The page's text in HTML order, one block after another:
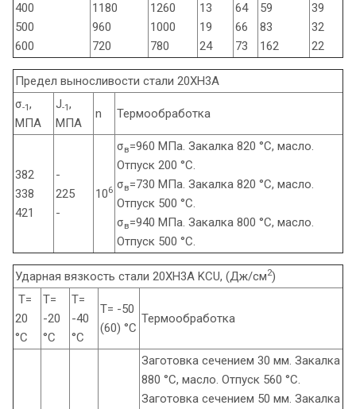
400
500
600
1180
960
720
1260
1000
780
13
19
24
64
66
73
59
83
162
39
32
22
Предел выносливости стали 20ХН3А
σ-1,
МПА
J-1,
МПА
n Термообработка
382
338
421
-
225
-
106
σв=960 МПа. Закалка 820 °С, масло.
Отпуск 200 °С.
σв=730 МПа. Закалка 820 °С, масло.
Отпуск 500 °С.
σв=940 МПа. Закалка 800 °С, масло.
Отпуск 500 °С.
Ударная вязкость стали 20ХН3А KCU, (Дж/см2)
Т=
20
°С
Т=
-20
°С
Т=
-40
°С
Т= -50
(60) °С
Термообработка
Заготовка сечением 30 мм. Закалка
880 °С, масло. Отпуск 560 °С.
Заготовка сечением 50 мм. Закалка